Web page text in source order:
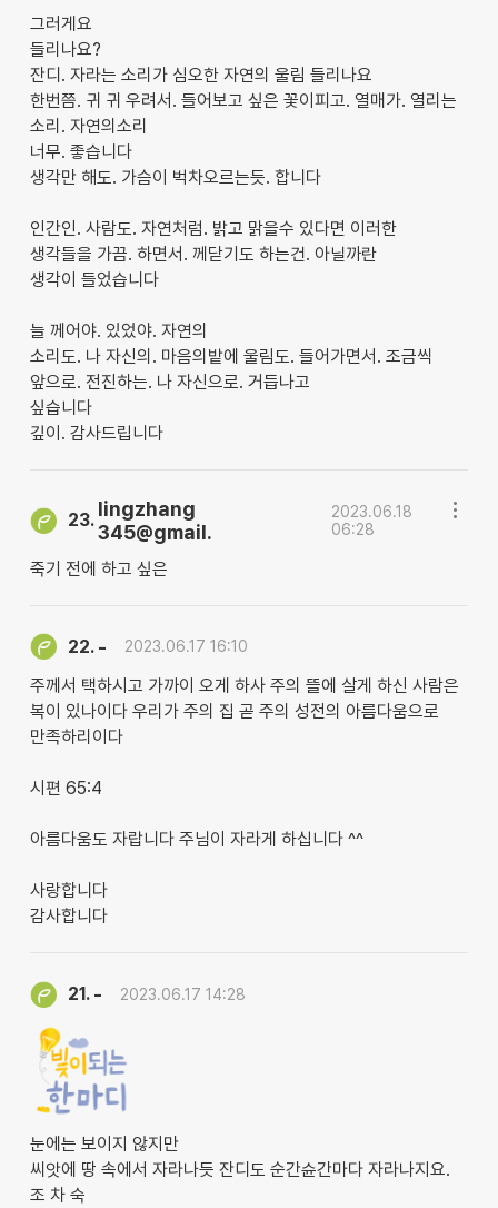
그러게요
들리나요?
잔디. 자라는 소리가 심오한 자연의 울림 들리나요
한번쯤. 귀 귀 우려서. 들어보고 싶은 꽃이피고. 열매가. 열리는
소리. 자연의소리
너무. 좋습니다
생각만 해도. 가슴이 벅차오르는듯. 합니다
인간인. 사람도. 자연처럼. 밝고 맑을수 있다면 이러한
생각들을 가끔. 하면서. 께닫기도 하는건. 아닐까란
생각이 들었습니다
늘 께어야. 있었야. 자연의
소리도. 나 자신의. 마음의밭에 울림도. 들어가면서. 조금씩
앞으로. 전진하는. 나 자신으로. 거듭나고
싶습니다
깊이. 감사드립니다
23. lingzhang
345@gmail.
2023.06.18
06:28
죽기 전에 하고 싶은
22. - 2023.06.17 16:10
주께서 택하시고 가까이 오게 하사 주의 뜰에 살게 하신 사람은
복이 있나이다 우리가 주의 집 곧 주의 성전의 아름다움으로
만족하리이다
시편 65:4
아름다움도 자랍니다 주님이 자라게 하십니다 ^^
사랑합니다
감사합니다
21. - 2023.06.17 14:28
눈에는 보이지 않지만
씨앗에 땅 속에서 자라나듯 잔디도 순간슌간마다 자라나지요.
조 차 숙